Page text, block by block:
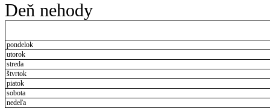
Deň nehody
pondelok
utorok
streda
štvrtok
piatok
sobota
nedeľa